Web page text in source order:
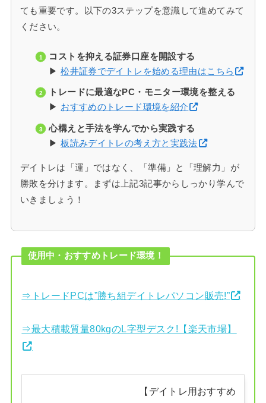
ても重要です。以下の3ステップを意識して進めてみて
ください。
コストを抑える証券口座を開設する
▶松井証券でデイトレを始める理由はこちら
トレードに最適なPC・モニター環境を整える
▶ おすすめのトレード環境を紹介
心構えと手法を学んでから実践する
▶板読みデイトレの考え方と実践法
デイトレは「運」ではなく、「準備」と「理解力」が
勝敗を分けます。まずは上記3記事からしっかり学んで
いきましょう！
使用中・おすすめトレード環境！
⇒トレードPCは”勝ち組デイトレパソコン販売!”
⇒最大積載質量80kgのL字型デスク!【楽天市場】
【デイトレ用おすすめ